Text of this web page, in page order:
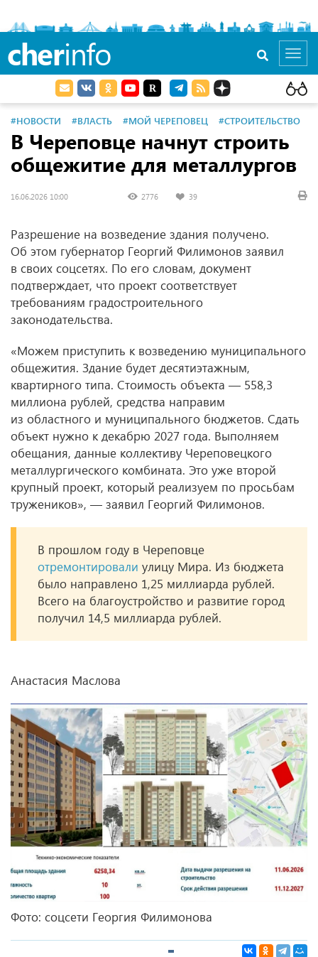
cherinfo
#НОВОСТИ #ВЛАСТЬ #МОЙ ЧЕРЕПОВЕЦ #СТРОИТЕЛЬСТВО
В Череповце начнут строить
общежитие для металлургов
16.06.2026 10:00 2776 39
Разрешение на возведение здания получено.
Об этом губернатор Георгий Филимонов заявил
в своих соцсетях. По его словам, документ
подтверждает, что проект соответствует
требованиям градостроительного
законодательства.
«Можем приступить к возведению муниципального
общежития. Здание будет десятиэтажным,
квартирного типа. Стоимость объекта — 558,3
миллиона рублей, средства направим
из областного и муниципального бюджетов. Сдать
объект нужно к декабрю 2027 года. Выполняем
обещания, данные коллективу Череповецкого
металлургического комбината. Это уже второй
крупный проект, который реализуем по просьбам
тружеников», — заявил Георгий Филимонов.
В прошлом году в Череповце
отремонтировали улицу Мира. Из бюджета
было направлено 1,25 миллиарда рублей.
Всего на благоустройство и развитие город
получил 14,5 миллиарда рублей.
Анастасия Маслова
Фото: соцсети Георгия Филимонова